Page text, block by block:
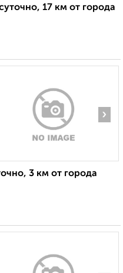
17 км от города
›
3 км от города